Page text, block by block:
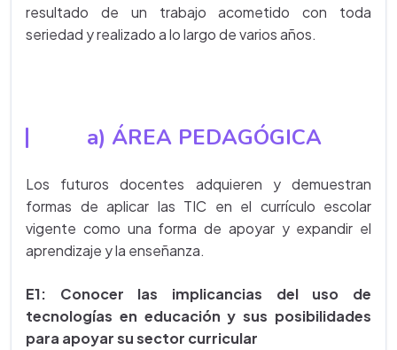
resultado de un trabajo acometido con toda
seriedad y realizado a lo largo de varios años.
a) ÁREA PEDAGÓGICA
Los futuros docentes adquieren y demuestran
formas de aplicar las TIC en el currículo escolar
vigente como una forma de apoyar y expandir el
aprendizaje y la enseñanza.
E1: Conocer las implicancias del uso de
tecnologías en educación y sus posibilidades
para apoyar su sector curricular